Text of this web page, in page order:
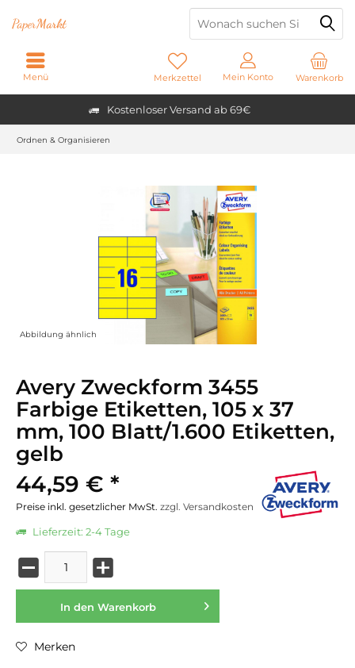
Kostenloser Versand ab 69€
PaperMarkt
Warenkorb
Merkzettel Mein Konto
Menü
Ordnen & Organisieren
Abbildung ähnlich
Avery Zweckform 3455
Farbige Etiketten, 105 x 37
mm, 100 Blatt/1.600 Etiketten,
gelb
44,59 € *
Preise inkl. gesetzlicher MwSt. zzgl. Versandkosten
Lieferzeit: 2-4 Tage
In den Warenkorb
Merken